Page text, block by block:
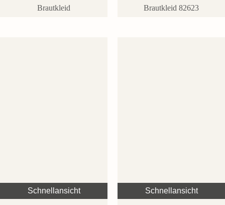
Brautkleid Brautkleid 82623
Schnellansicht Schnellansicht